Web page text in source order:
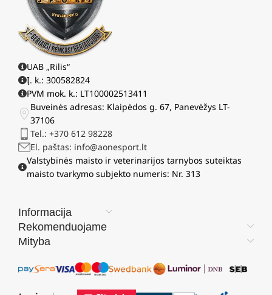
UAB „Rilis“
Į. k.: 300582824
PVM mok. k.: LT100002513411
Buveinės adresas: Klaipėdos g. 67, Panevėžys LT-
37106
Tel.: +370 612 98228
El. paštas: info@aonesport.lt
Valstybinės maisto ir veterinarijos tarnybos suteiktas
maisto tvarkymo subjekto numeris: Nr. 313
Informacija
Rekomenduojame
Mityba